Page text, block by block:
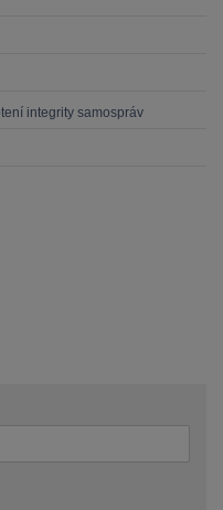
integrity samospráv